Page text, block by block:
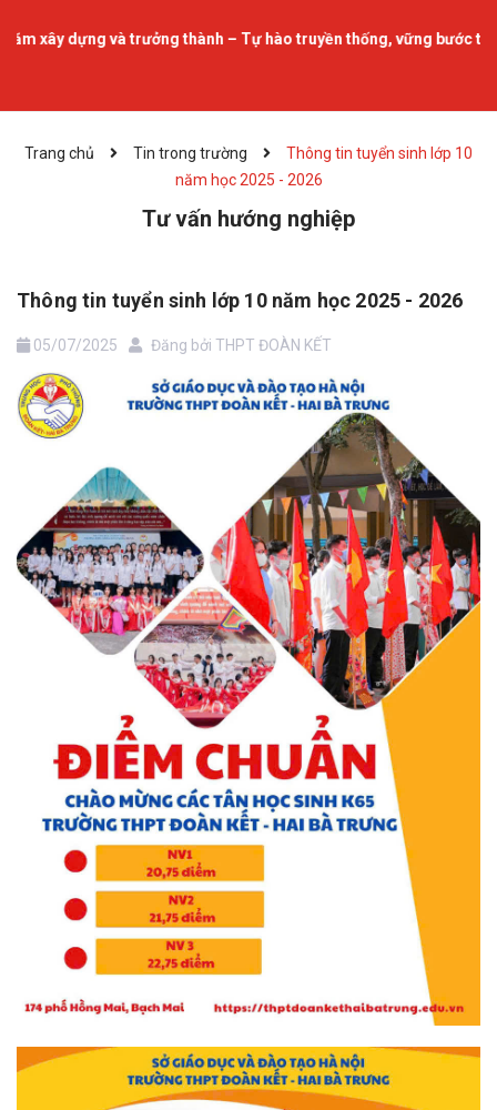
dựng và trưởng thành – Tự hào truyền thống, vững bước tương lai.
Trang chủ Tin trong trường
Thông tin tuyển sinh lớp 10
năm học 2025 - 2026
Tư vấn hướng nghiệp
Thông tin tuyển sinh lớp 10 năm học 2025 - 2026
05/07/2025 Đăng bởi THPT ĐOÀN KẾT